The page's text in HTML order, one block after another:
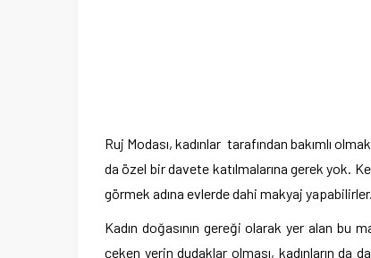
Ruj Modası, kadınlar tarafından bakımlı
da özel bir davete katılmalarına gerek yok.
görmek adına evlerde dahi makyaj yapabilirler.
Kadın doğasının gereği olarak yer alan bu
çeken yerin dudaklar olması, kadınların da